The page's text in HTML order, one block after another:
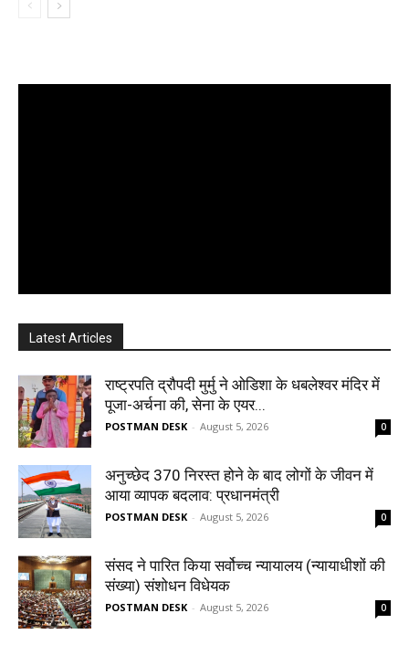
Latest Articles
राष्ट्रपति द्रौपदी मुर्मु ने ओडिशा के धबलेश्वर मंदिर में
पूजा-अर्चना की, सेना के एयर...
POSTMAN DESK - August 5, 2026 0
अनुच्छेद 370 निरस्त होने के बाद लोगों के जीवन में
आया व्यापक बदलाव: प्रधानमंत्री
POSTMAN DESK - August 5, 2026 0
संसद ने पारित किया सर्वोच्च न्यायालय (न्यायाधीशों की
संख्या) संशोधन विधेयक
POSTMAN DESK - August 5, 2026 0